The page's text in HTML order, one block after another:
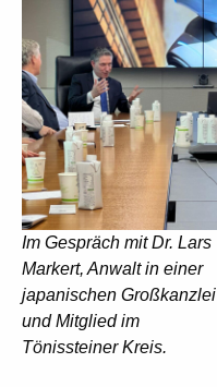
Im Gespräch mit Dr. Lars
Markert, Anwalt in einer
japanischen Großkanzlei
und Mitglied im
Tönissteiner Kreis.